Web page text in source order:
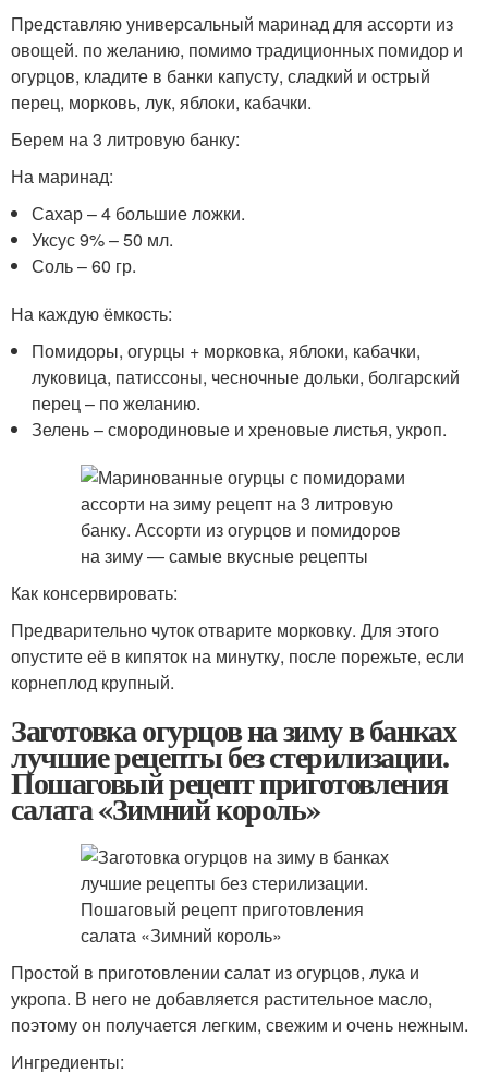
Представляю универсальный маринад для ассорти из
овощей. по желанию, помимо традиционных помидор и
огурцов, кладите в банки капусту, сладкий и острый
перец, морковь, лук, яблоки, кабачки.
Берем на 3 литровую банку:
На маринад:
Сахар – 4 большие ложки.
Уксус 9% – 50 мл.
Соль – 60 гр.
На каждую ёмкость:
Помидоры, огурцы + морковка, яблоки, кабачки,
луковица, патиссоны, чесночные дольки, болгарский
перец – по желанию.
Зелень – смородиновые и хреновые листья, укроп.
Как консервировать:
Предварительно чуток отварите морковку. Для этого
опустите её в кипяток на минутку, после порежьте, если
корнеплод крупный.
Заготовка огурцов на зиму в банках
лучшие рецепты без стерилизации.
Пошаговый рецепт приготовления
салата «Зимний король»
Простой в приготовлении салат из огурцов, лука и
укропа. В него не добавляется растительное масло,
поэтому он получается легким, свежим и очень нежным.
Ингредиенты: